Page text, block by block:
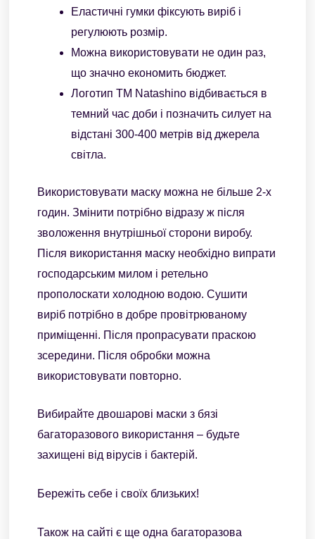
Еластичні гумки фіксують виріб і
регулюють розмір.
Можна використовувати не один раз,
що значно економить бюджет.
Логотип ТМ Natashino відбивається в
темний час доби і позначить силует на
відстані 300-400 метрів від джерела
світла.
Використовувати маску можна не більше 2-х
годин. Змінити потрібно відразу ж після
зволоження внутрішньої сторони виробу.
Після використання маску необхідно випрати
господарським милом і ретельно
прополоскати холодною водою. Сушити
виріб потрібно в добре провітрюваному
приміщенні. Після пропрасувати праскою
зсередини. Після обробки можна
використовувати повторно.
Вибирайте двошарові маски з бязі
багаторазового використання – будьте
захищені від вірусів і бактерій.
Бережіть себе і своїх близьких!
Також на сайті є ще одна багаторазова